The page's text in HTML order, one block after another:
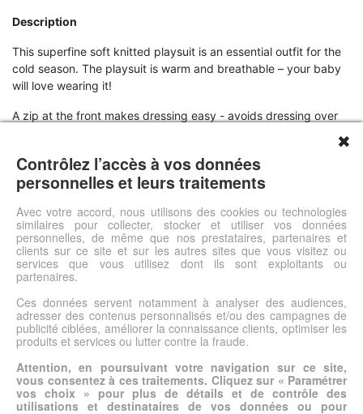
Description
This superfine soft knitted playsuit is an essential outfit for the
cold season. The playsuit is warm and breathable – your baby
will love wearing it!
A zip at the front makes dressing easy - avoids dressing over
Features
100% merino wool
Colour: grey
Zipped at the front
Voir l'offre
© DSh0p 2026 -Accueil-Mentions légales
✖
Contrôlez l’accès à vos données
personnelles et leurs traitements
Avec votre accord, nous utilisons des cookies ou technologies
similaires pour collecter, stocker et utiliser vos données
personnelles, de même que nos prestataires, partenaires et
clients sur ce site et sur les autres sites que vous visitez ou
services que vous utilisez dont ils sont exploitants ou
partenaires.
Ces données servent notamment à analyser des audiences,
adresser des contenus personnalisés et/ou des campagnes de
publicité ciblées, améliorer la connaissance clients, optimiser les
produits et services ou lutter contre la fraude.
Attention, en poursuivant votre navigation sur ce site,
vous consentez à ces traitements. Cliquez sur « Paramétrer
vos choix » pour plus de détails et de contrôle des
utilisations et destinataires de vos données ou pour